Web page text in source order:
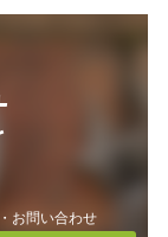
お問い合わせ